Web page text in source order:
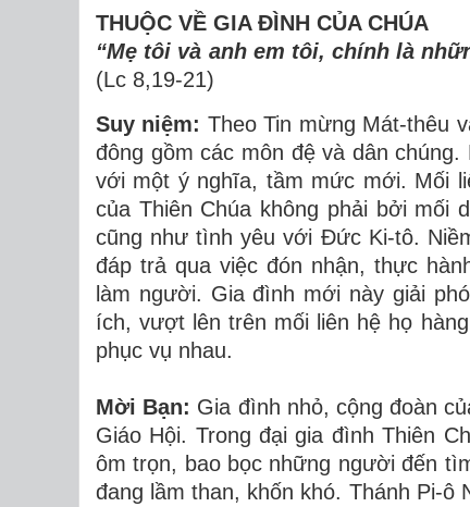
THUỘC VỀ GIA ĐÌNH CỦA CHÚA
“Mẹ tôi và anh em tôi, chính là
(Lc 8,19-21)
Suy niệm: Theo Tin mừng Mát-thêu
đông gồm các môn đệ và dân
với một ý nghĩa, tầm mức mới. Mối
của Thiên Chúa không phải bởi mối
cũng như tình yêu với Đức Ki-tô.
đáp trả qua việc đón nhận, thực
làm người. Gia đình mới này giải
ích, vượt lên trên mối liên hệ họ
phục vụ nhau.
Mời Bạn: Gia đình nhỏ, cộng đoàn
Giáo Hội. Trong đại gia đình Thiên
ôm trọn, bao bọc những người đến
đang lầm than, khốn khó. Thánh Pi-ô